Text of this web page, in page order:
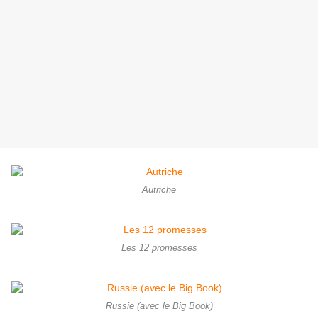
Autriche
Les 12 promesses
Russie (avec le Big Book)